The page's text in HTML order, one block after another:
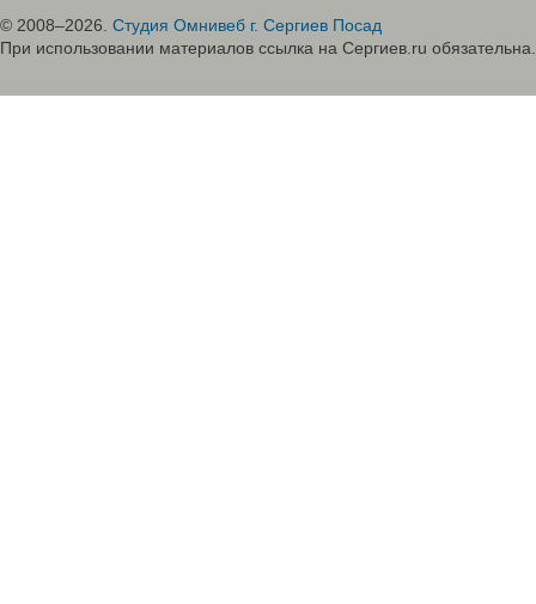
© 2008–2026. Студия Омнивеб г. Сергиев Посад
При использовании материалов ссылка на Сергиев.ru обязательна.